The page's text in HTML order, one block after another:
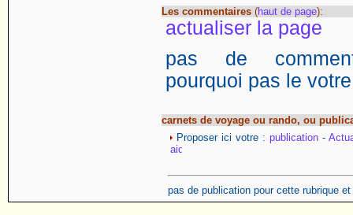
Les commentaires (haut de page):
actualiser la page
pas de
pourquoi pas le
carnets de voyage ou rando, ou
Proposer ici votre :publication -
pas de publication pour cette rubrique